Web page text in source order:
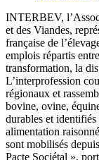
INTERBEV,
et des Viandes,
française de
emplois répartis
transformation, la
L’interprofession
régionaux et
bovine, ovine,
durables et
alimentation
sont mobilisés
Pacte Sociétal »,